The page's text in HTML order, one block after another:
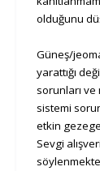
olduğunu
Güneş/
yarattığı
sorunları ve
sistemi
etkin
Sevgi